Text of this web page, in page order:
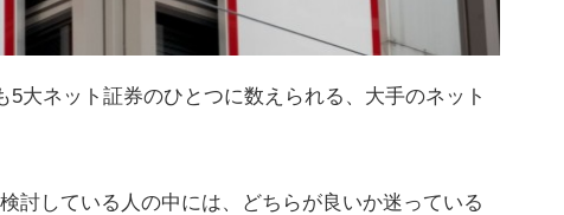
5大ネット証券のひとつに数えられる、大手のネット
討している人の中には、どちらが良いか迷っている